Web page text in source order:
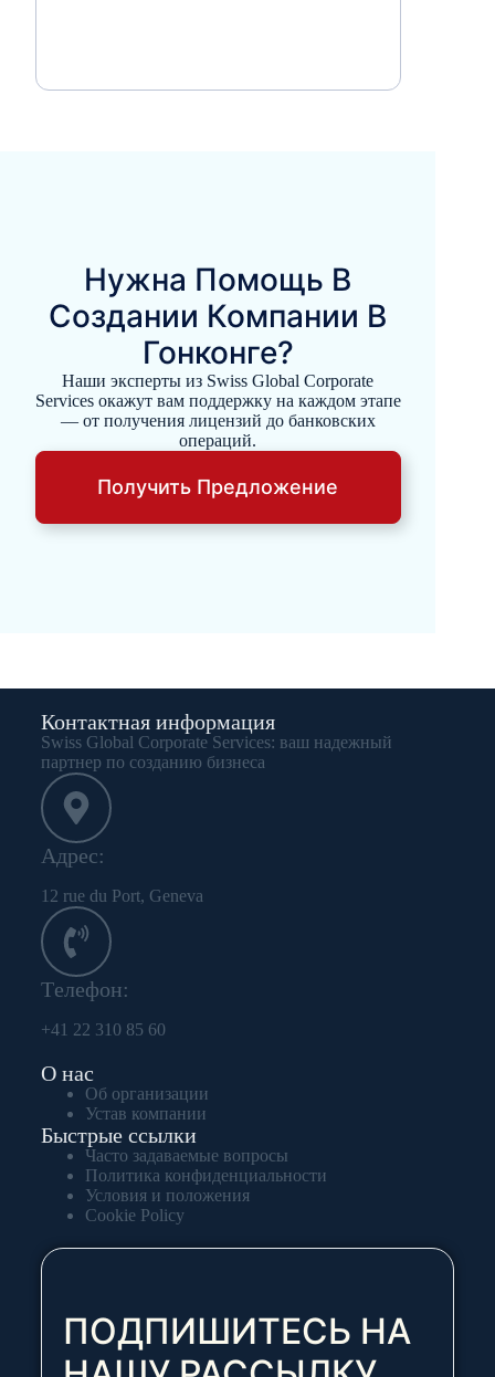
Нужна Помощь В
Создании Компании В
Гонконге?
Наши эксперты из Swiss Global Corporate
Services окажут вам поддержку на каждом этапе
— от получения лицензий до банковских
операций.
Получить Предложение
Контактная информация
Swiss Global Corporate Services: ваш надежный
партнер по созданию бизнеса
Aдрес:
12 rue du Port, Geneva
Tелефон:
+41 22 310 85 60
О нас
Об организации
Устав компании
Быстрые ссылки
Часто задаваемые вопросы
Политика конфиденциальности
Условия и положения
Cookie Policy
ПОДПИШИТЕСЬ НА